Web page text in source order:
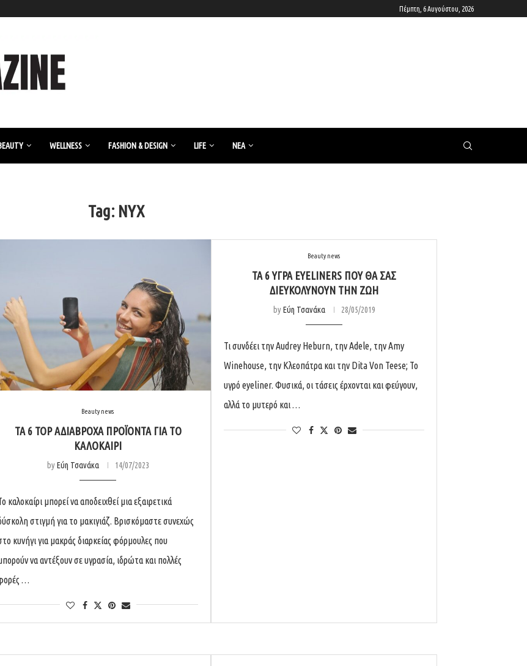
Πέμπτη, 6 Αυγούστου, 2026
WELLNESS FASHION & DESIGN LIFE ΝΈΑ
Tag: NYX
Beauty news
TA 6 TOP ΑΔΙΑΒΡΟΧΑ ΠΡΟΪΟΝΤΑ ΓΙΑ ΤΟ
ΚΑΛΟΚΑΙΡΙ
byΕύη Τσανάκα 14/07/2023
καλοκαίρι μπορεί να αποδειχθεί μια εξαιρετικά
στιγμή για το μακιγιάζ. Βρισκόμαστε συνεχώς
κυνήγι για μακράς διαρκείας φόρμουλες που
να αντέξουν σε υγρασία, ιδρώτα και πολλές
…
Beauty news
ΤΑ 6 ΥΓΡΆ EYELINERS ΠΟΥ ΘΑ ΣΑΣ
ΔΙΕΥΚΟΛΎΝΟΥΝ ΤΗΝ ΖΩΉ
byΕύη Τσανάκα 28/05/2019
Τι συνδέει την Audrey Heburn, την Adele, την Amy
Winehouse, την Κλεοπάτρα και την Dita Von Teese; Το
υγρό eyeliner. Φυσικά, οι τάσεις έρχονται και φεύγουν,
αλλά το μυτερό και …